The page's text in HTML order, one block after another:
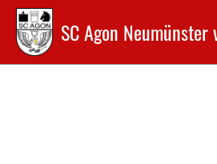
SC Agon